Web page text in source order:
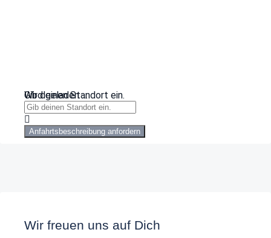
Wird geladen …
Gib deinen Standort ein.
Anfahrtsbeschreibung anfordern
Wir freuen uns auf Dich